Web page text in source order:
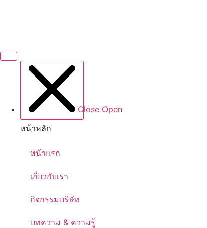
Close Open
หน้าหลัก
หน้าแรก
เกี่ยวกับเรา
กิจกรรมบริษัท
บทความ & ความรู้